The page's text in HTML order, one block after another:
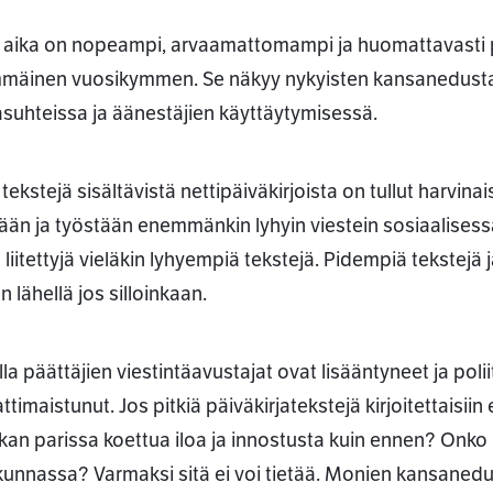
aika on nopeampi, arvaamattomampi ja
vuosikymmen. Se näkyy nykyisten
ja äänestäjien käyttäytymisessä.
sisältävistä nettipäiväkirjoista on tullut
ja työstään enemmänkin lyhyin viestein
liitettyjä vieläkin lyhyempiä tekstejä. Pidempiä tekstejä
lähellä jos silloinkaan.
päättäjien viestintäavustajat ovat lisääntyneet ja
Jos pitkiä päiväkirjatekstejä kirjoitettaisiin
parissa koettua iloa ja innostusta kuin ennen?
Varmaksi sitä ei voi tietää. Monien